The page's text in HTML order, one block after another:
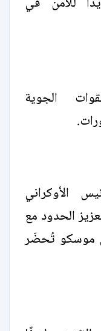
الجوية
الأوكراني
الحدود مع
موسكو تُحضّر